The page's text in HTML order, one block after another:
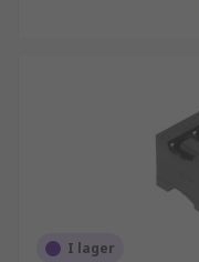
I lager